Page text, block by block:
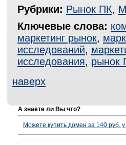
Рубрики: Рынок ПК,
Ключевые слова:
маркетинг рынок,
исследований,
исследования, рынок
наверх
А знаете ли Вы что?
Можете купить домен за 140 руб.